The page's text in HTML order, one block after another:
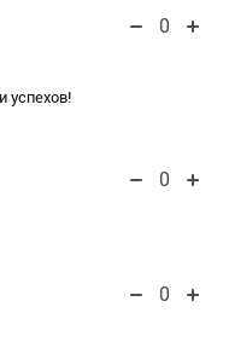
0
успехов!
0
0